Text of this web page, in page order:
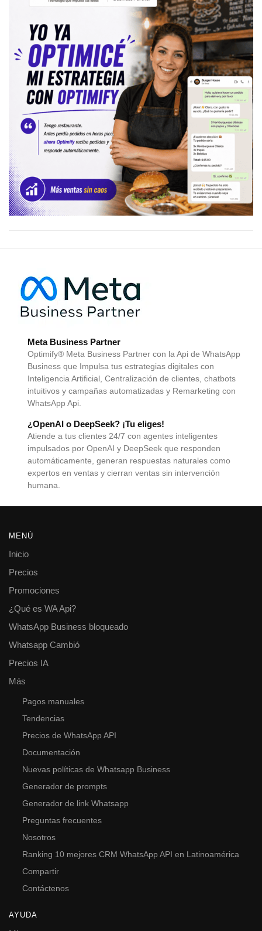
Meta Business Partner
Optimify® Meta Business Partner con la Api de WhatsApp
Business que Impulsa tus estrategias digitales con
Inteligencia Artificial, Centralización de clientes, chatbots
intuitivos y campañas automatizadas y Remarketing con
WhatsApp Api.
¿OpenAI o DeepSeek? ¡Tu eliges!
Atiende a tus clientes 24/7 con agentes inteligentes
impulsados por OpenAI y DeepSeek que responden
automáticamente, generan respuestas naturales como
expertos en ventas y cierran ventas sin intervención
humana.
MENÚ
Inicio
Precios
Promociones
¿Qué es WA Api?
WhatsApp Business bloqueado
Whatsapp Cambió
Precios IA
Más
Pagos manuales
Tendencias
Precios de WhatsApp API
Documentación
Nuevas políticas de Whatsapp Business
Generador de prompts
Generador de link Whatsapp
Preguntas frecuentes
Nosotros
Ranking 10 mejores CRM WhatsApp API en Latinoamérica
Compartir
Contáctenos
AYUDA